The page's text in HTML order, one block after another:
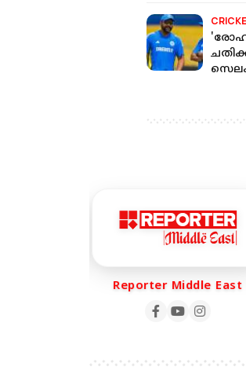
Reporter Middle East